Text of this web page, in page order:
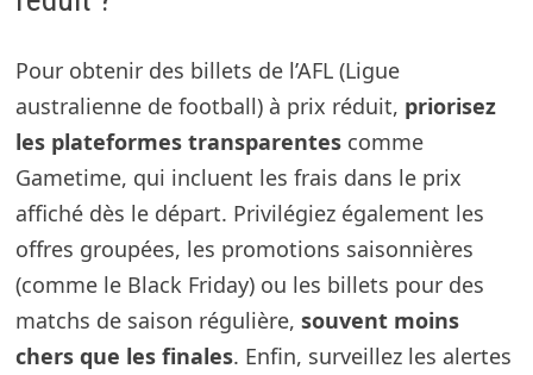
Pour obtenir des billets de l’AFL (Ligue
australienne de football) à prix réduit, priorisez
les plateformes transparentescomme
Gametime, qui incluent les frais dans le prix
affiché dès le départ. Privilégiez également les
offres groupées, les promotions saisonnières
(comme le Black Friday) ou les billets pour des
matchs de saison régulière, souvent moins
chers que les finales. Enfin, surveillez les alertes